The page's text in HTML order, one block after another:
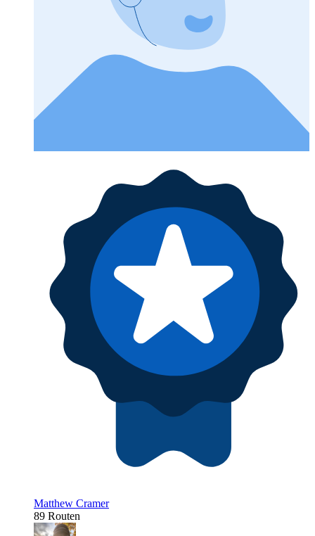
Matthew Cramer
89 Routen